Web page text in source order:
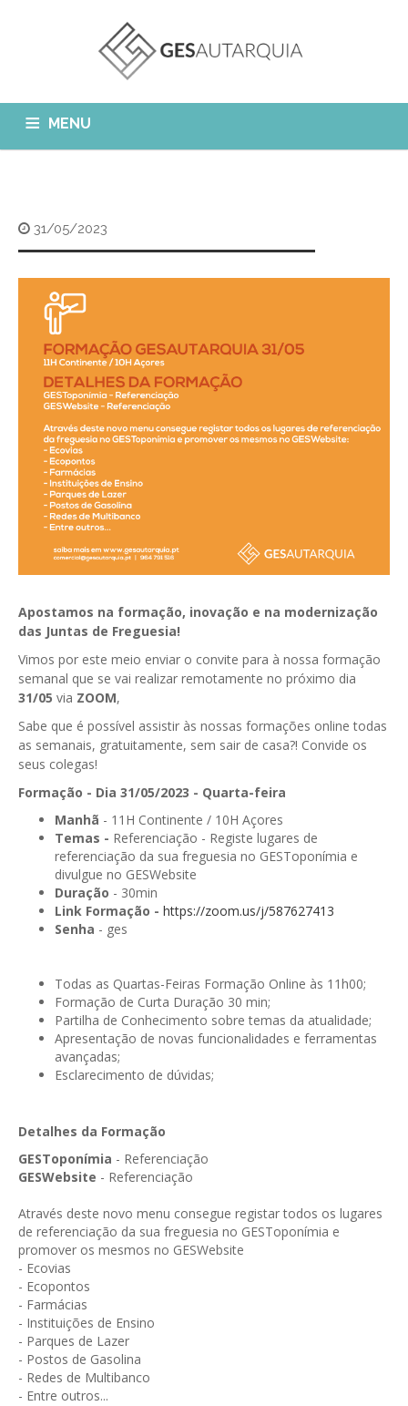
MENU
O que fazemos?
GESCanídeo
GESCemitério
GESComunicação
GESEscola
GESEstatística
GESFaturação
GESInventário
GESMarcação
GESSocial
GESSNC-AP Reg. Completo
GESProcesso
GESRecrutamento
GESSIADAP III
GESVencimento
GESViaturasAbandonadas
Portal da Freguesia
CLIENTES
FAQ
Custo da Chamada
Eliminar Conta
Isenção de IVA
31/05/2023
Apostamos na formação, inovação e na modernização
das Juntas de Freguesia!
Vimos por este meio enviar o convite para à nossa formação
semanal que se vai realizar remotamente no próximo dia
31/05 via ZOOM,
Sabe que é possível assistir às nossas formações online todas
as semanais, gratuitamente, sem sair de casa?! Convide os
seus colegas!
Formação - Dia 31/05/2023 - Quarta-feira
Manhã - 11H Continente / 10H Açores
Temas - Referenciação - Registe lugares de
referenciação da sua freguesia no GESToponímia e
divulgue no GESWebsite
Duração - 30min
Link Formação - https://zoom.us/j/587627413
Senha - ges
Todas as Quartas-Feiras Formação Online às 11h00;
Formação de Curta Duração 30 min;
Partilha de Conhecimento sobre temas da atualidade;
Apresentação de novas funcionalidades e ferramentas
avançadas;
Esclarecimento de dúvidas;
Detalhes da Formação
GESToponímia - Referenciação
GESWebsite - Referenciação
Através deste novo menu consegue registar todos os lugares
de referenciação da sua freguesia no GESToponímia e
promover os mesmos no GESWebsite
- Ecovias
- Ecopontos
- Farmácias
- Instituições de Ensino
- Parques de Lazer
- Postos de Gasolina
- Redes de Multibanco
- Entre outros...